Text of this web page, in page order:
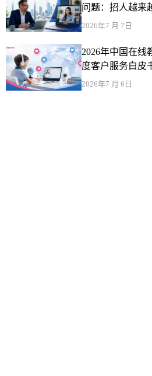
问题：招人越来
2026年7 月 7日
2026年中国在线
度客户服务白皮
2026年7 月 6日